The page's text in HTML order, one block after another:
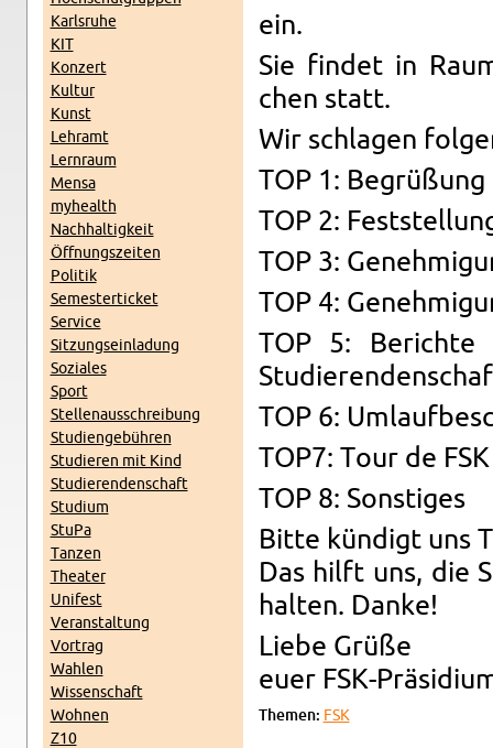
Karl­sruhe
KIT
Konz­ert
Kul­tur
Kunst
Lehramt
Lern­raum
Mensa
my­health
Nach­haltigkeit
Öff­nungszeiten
Poli­tik
Se­mes­terticket
Ser­vice
Sitzung­sein­ladung
Soziales
Sport
Stel­lenauss­chrei­bung
Stu­di­engebühren
Studieren mit Kind
Studieren­den­schaft
Studium
StuPa
Tanzen
The­ater
Unifest
Ve­r­anstal­tung
Vor­trag
Wahlen
Wis­senschaft
Wohnen
Z10
ein.
Sie findet in
chen statt.
Wir schla­gen
TOP 1: Begrüßung
TOP 2:
TOP 3:
TOP 4:
TOP 5: Berichte
TOP 6:
TOP7: Tour de FSK
TOP 8: Son­stiges
Bitte kündigt uns
Das hilft uns, die
hal­ten. Danke!
Liebe Grüße
euer FSK-
The­men: FSK